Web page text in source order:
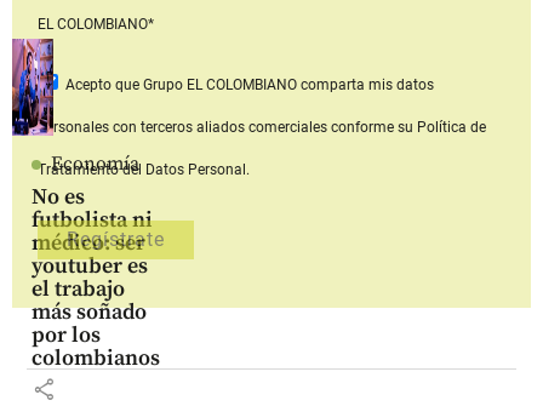
Economía
No es
futbolista ni
médico: ser
youtuber es
el trabajo
más soñado
por los
colombianos
share
EL COLOMBIANO*
Acepto que Grupo EL COLOMBIANOcomparta mis datos
personales con terceros aliados comerciales conforme su Política de
Tratamiento del Datos Personal.